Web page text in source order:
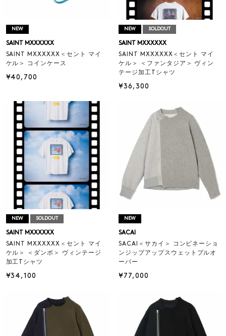
NEW
SAINT MXXXXXX
SAINT MXXXXXX＜セント マイ
ケル＞ コインケース
¥40,700
NEW SOLDOUT
SAINT MXXXXXX
SAINT MXXXXXX＜セント マイ
ケル＞ ＜ファンタジア＞ ヴィン
テージ加工Tシャツ
¥36,300
NEW SOLDOUT
SAINT MXXXXXX
SAINT MXXXXXX＜セント マイ
ケル＞ ＜ダンボ＞ ヴィンテージ
加工Tシャツ
¥34,100
NEW
SACAI
SACAI＜サカイ＞ コンビネーショ
ンジップアップスウェットプルオ
ーバー
¥77,000